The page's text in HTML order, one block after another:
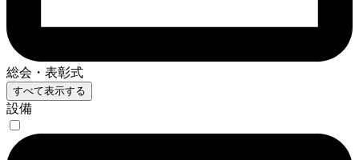
総会・表彰式
すべて表示する
設備